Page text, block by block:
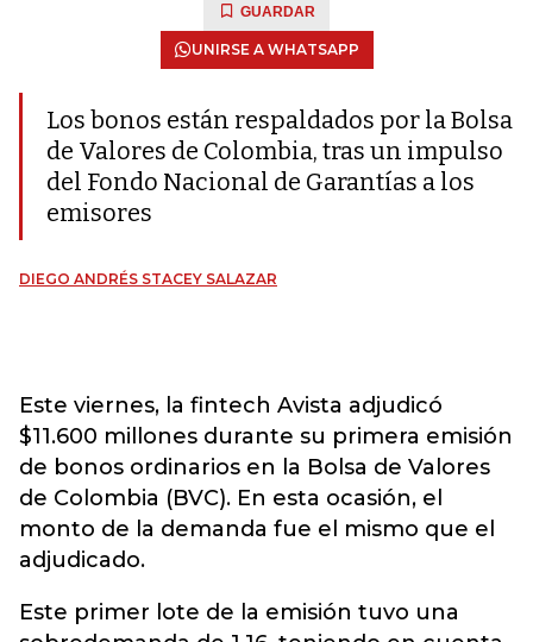
GUARDAR
UNIRSE A WHATSAPP
Los bonos están respaldados por la Bolsa
de Valores de Colombia, tras un impulso
del Fondo Nacional de Garantías a los
emisores
DIEGO ANDRÉS STACEY SALAZAR
Este viernes, la fintech Avista adjudicó
$11.600 millones durante su primera emisión
de bonos ordinarios en la Bolsa de Valores
de Colombia (BVC). En esta ocasión, el
monto de la demanda fue el mismo que el
adjudicado.
Este primer lote de la emisión tuvo una